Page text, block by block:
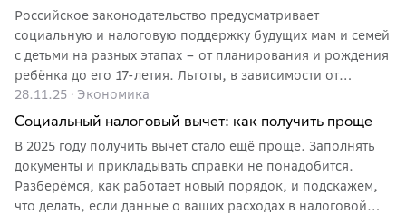
Российское законодательство предусматривает
социальную и налоговую поддержку будущих мам и семей
с детьми на разных этапах – от планирования и рождения
ребёнка до его 17-летия. Льготы, в зависимости от
социального статуса родителей, выплачивают в виде
разовых или ежемесячных пособий, а также путём
В этой статье рассмотрим, какие социальные и налоговые
преимущества действуют в 2026 году и на что
рассчитывать семьям с детьми.
28.11.25 · Экономика
Социальный налоговый вычет: как получить проще
В 2025 году получить вычет стало ещё проще. Заполнять
документы и прикладывать справки не понадобится.
Разберёмся, как работает новый порядок, и подскажем,
что делать, если данные о ваших расходах в налоговой